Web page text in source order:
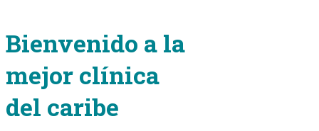
Bienvenido a la
mejor clínica
del caribe